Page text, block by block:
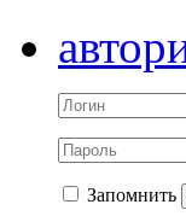
Запомнить